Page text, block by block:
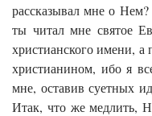
рассказывал мне о
ты читал мне святое
христианского имени,
христианином, ибо я
мне, оставив суетных
Итак, что же медлить,